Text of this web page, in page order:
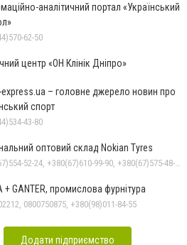
аналітичний портал «Український
62-50
центр «ОН Клінік Дніпро»
– головне джерело новин про
спорт
43-80
оптовий склад Nokian Tyres
ELESA + GANTER, промислова фурнітура
0800750875, +380(98)011-84-55
Додати підприємство